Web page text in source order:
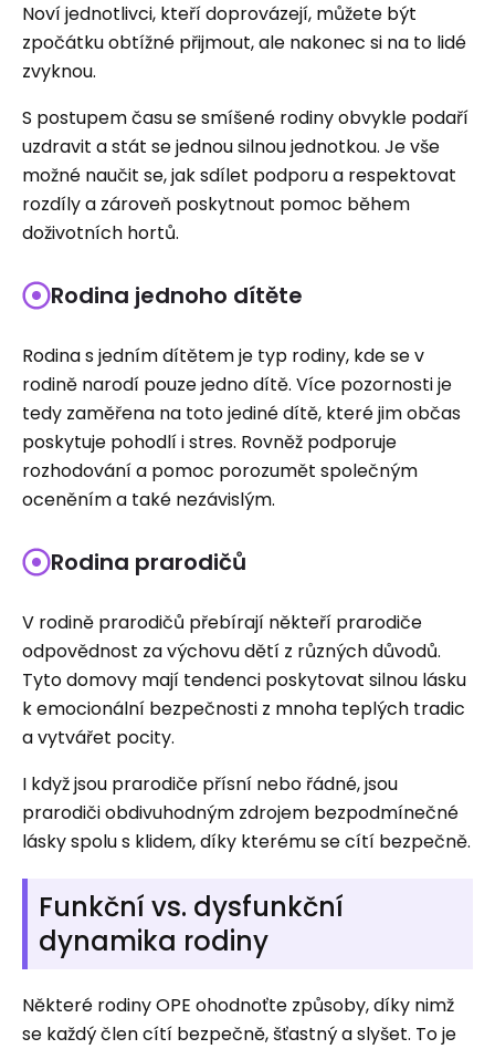
Noví jednotlivci, kteří doprovázejí, můžete být
zpočátku obtížné přijmout, ale nakonec si na to lidé
zvyknou.
S postupem času se smíšené rodiny obvykle podaří
uzdravit a stát se jednou silnou jednotkou. Je vše
možné naučit se, jak sdílet podporu a respektovat
rozdíly a zároveň poskytnout pomoc během
doživotních hortů.
Rodina jednoho dítěte
Rodina s jedním dítětem je typ rodiny, kde se v
rodině narodí pouze jedno dítě. Více pozornosti je
tedy zaměřena na toto jediné dítě, které jim občas
poskytuje pohodlí i stres. Rovněž podporuje
rozhodování a pomoc porozumět společným
oceněním a také nezávislým.
Rodina prarodičů
V rodině prarodičů přebírají někteří prarodiče
odpovědnost za výchovu dětí z různých důvodů.
Tyto domovy mají tendenci poskytovat silnou lásku
k emocionální bezpečnosti z mnoha teplých tradic
a vytvářet pocity.
I když jsou prarodiče přísní nebo řádné, jsou
prarodiči obdivuhodným zdrojem bezpodmínečné
lásky spolu s klidem, díky kterému se cítí bezpečně.
Funkční vs. dysfunkční
dynamika rodiny
Některé rodiny OPE ohodnoťte způsoby, díky nimž
se každý člen cítí bezpečně, šťastný a slyšet. To je